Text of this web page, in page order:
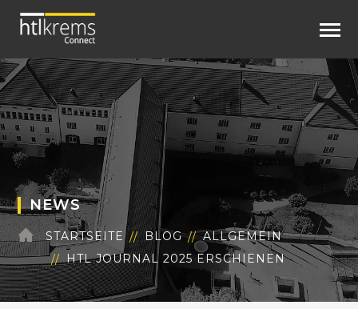
NEWS
STARTSEITE BLOG
ALLGEMEIN
HTL JOURNAL 2025 ERSCHIENEN